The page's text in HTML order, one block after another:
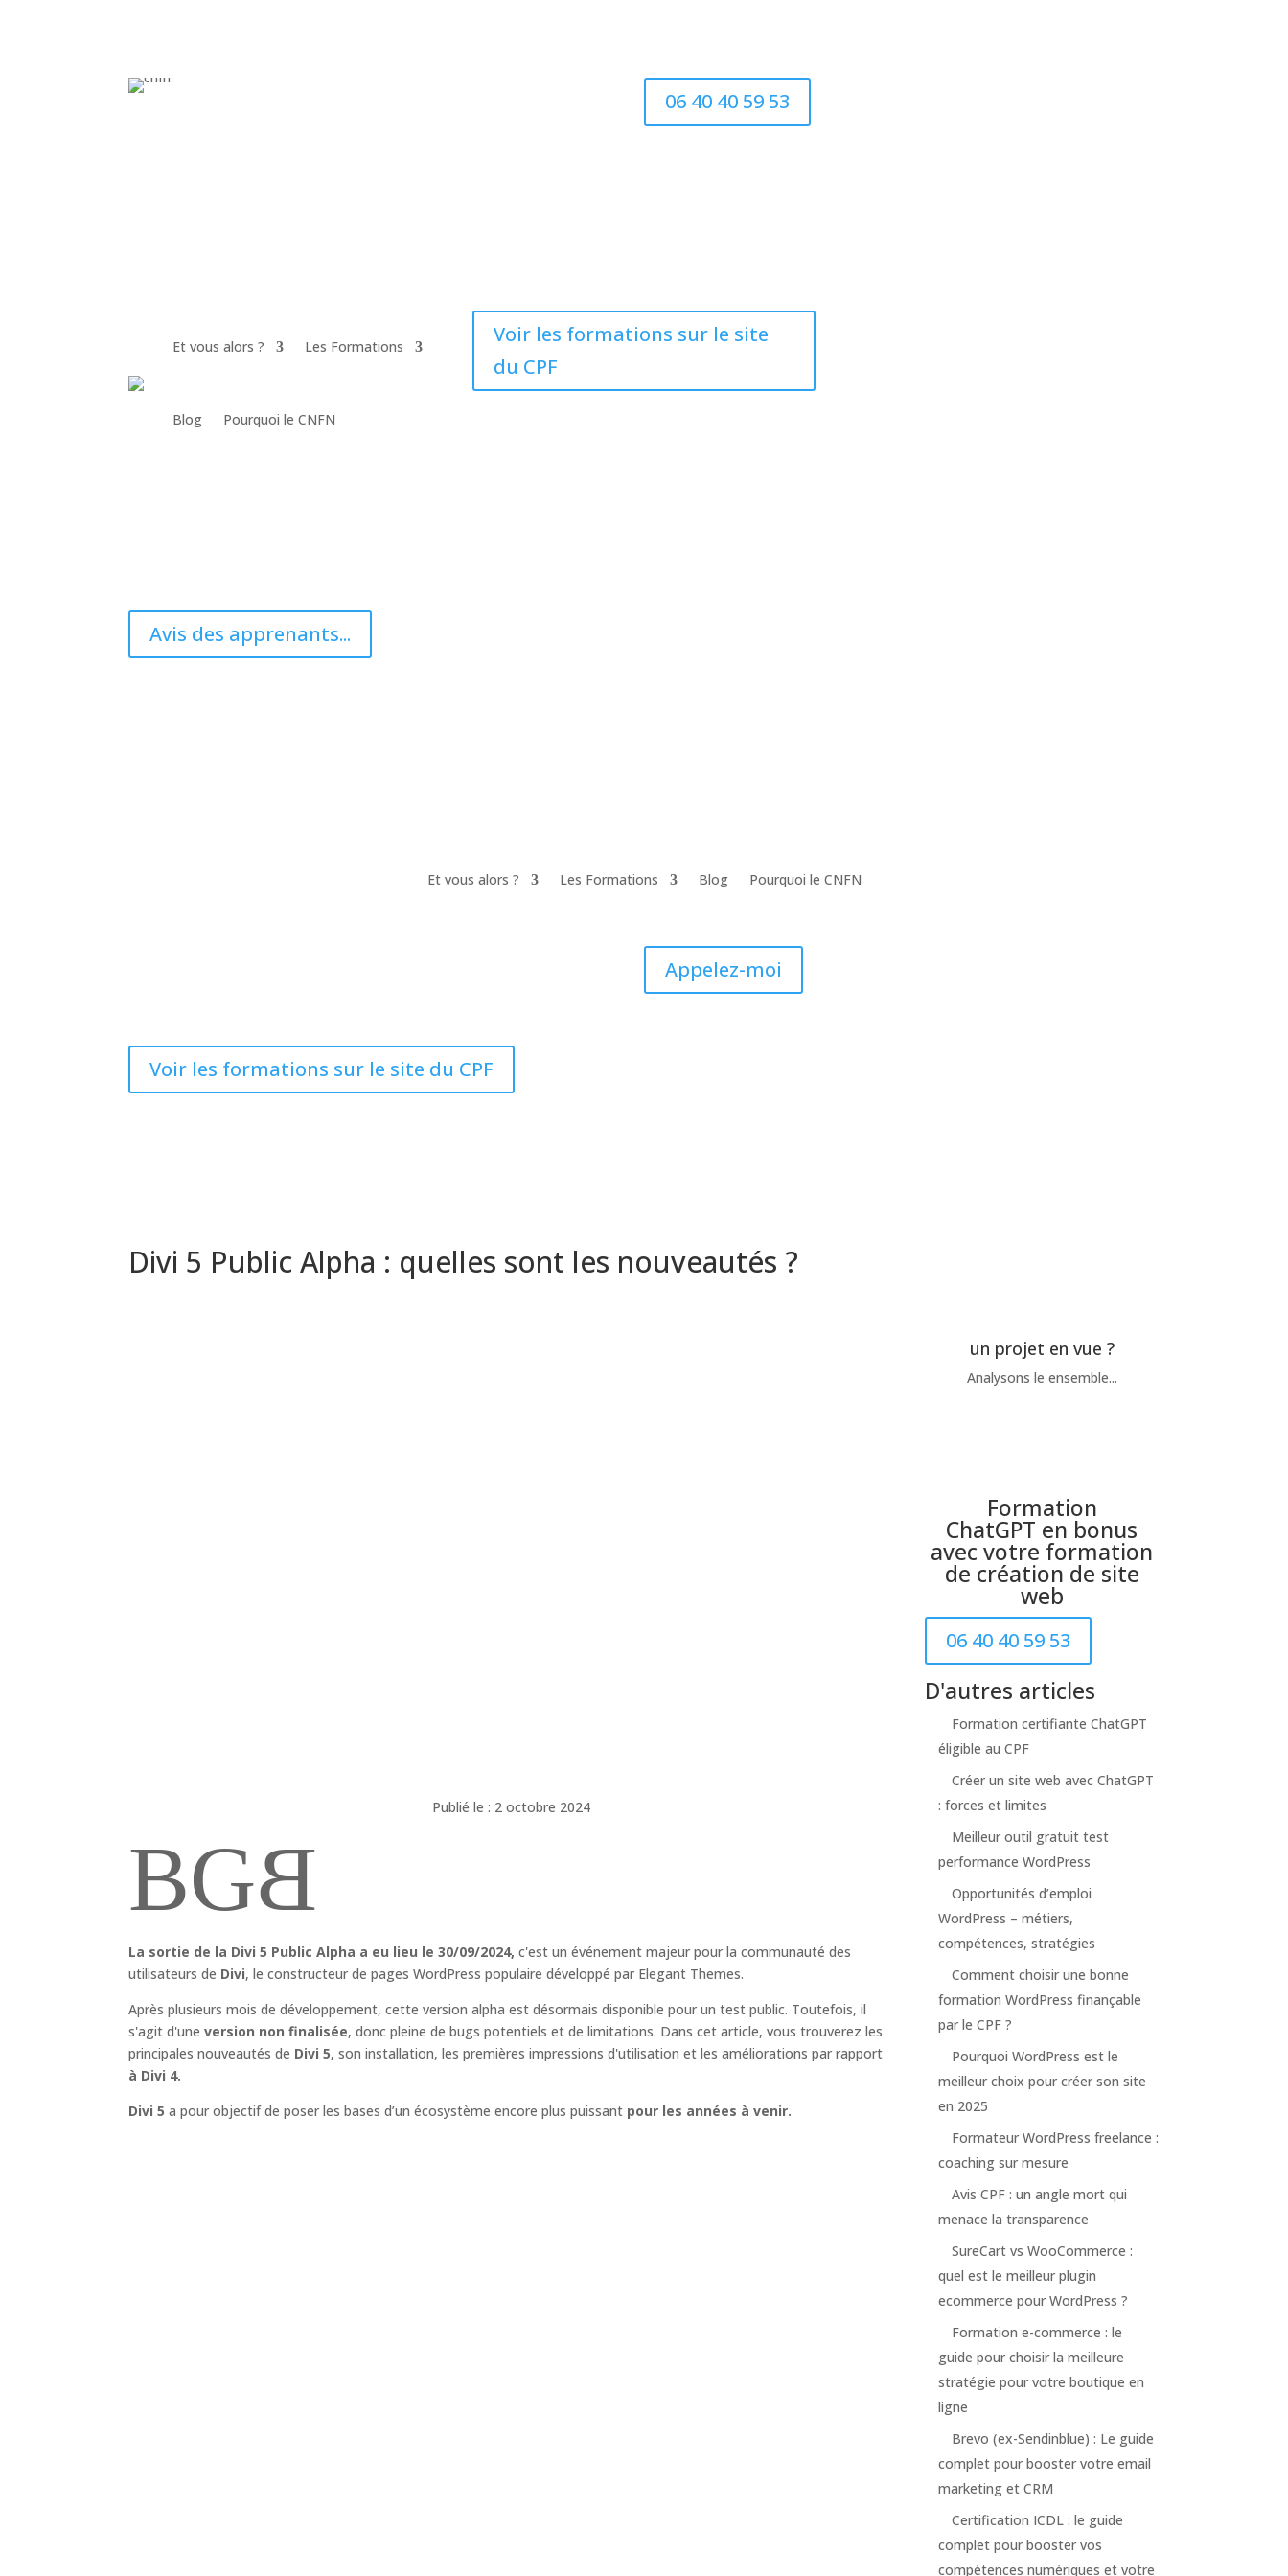
06 40 40 59 53
Et vous alors ? Les Formations
Blog Pourquoi le CNFN
Voir les formations sur le site
du CPF
Avis des apprenants...
Et vous alors ? Les Formations Blog Pourquoi le CNFN
Appelez-moi
Voir les formations sur le site du CPF
Divi 5 Public Alpha : quelles sont les nouveautés ?
Publié le : 2 octobre 2024
BGB
La sortie de la Divi 5 Public Alpha a eu lieu le 30/09/2024,c'est un événement majeur pour la communauté des
utilisateurs de Divi, le constructeur de pages WordPress populaire développé par Elegant Themes.
Après plusieurs mois de développement, cette version alpha est désormais disponible pour un test public. Toutefois, il
s'agit d'uneversion non finalisée, donc pleine de bugs potentiels et de limitations. Dans cet article, vous trouverez les
principales nouveautés de Divi 5, son installation, les premières impressions d'utilisation et les améliorations par rapport
à Divi 4.
Divi 5 a pour objectif de poser les bases d’un écosystème encore plus puissant pour les années à venir.
un projet en vue ?
Analysons le ensemble...
Formation
ChatGPT en bonus
avec votre formation
de création de site
web
06 40 40 59 53
D'autres articles
Formation certifiante ChatGPT
éligible au CPF
Créer un site web avec ChatGPT
: forces et limites
Meilleur outil gratuit test
performance WordPress
Opportunités d’emploi
WordPress – métiers,
compétences, stratégies
Comment choisir une bonne
formation WordPress finançable
par le CPF ?
Pourquoi WordPress est le
meilleur choix pour créer son site
en 2025
Formateur WordPress freelance :
coaching sur mesure
Avis CPF : un angle mort qui
menace la transparence
SureCart vs WooCommerce :
quel est le meilleur plugin
ecommerce pour WordPress ?
Formation e-commerce : le
guide pour choisir la meilleure
stratégie pour votre boutique en
ligne
Brevo (ex-Sendinblue) : Le guide
complet pour booster votre email
marketing et CRM
Certification ICDL : le guide
complet pour booster vos
compétences numériques et votre